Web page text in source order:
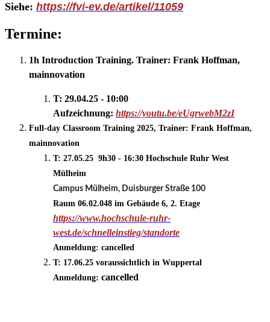
Siehe: https://fvi-ev.de/artikel/11059
Termine:
1h Introduction Training. Trainer: Frank Hoffman,
mainnovation
T: 29.04.25 - 10:00
Aufzeichnung: https://youtu.be/eUgrwebM2zI
Full-day Classroom Training 2025, Trainer: Frank Hoffman,
mainnovation
T: 27.05.25 9h30 - 16:30 Hochschule Ruhr West
Mülheim
Campus Mülheim, Duisburger Straße 100
Raum 06.02.048 im Gebäude 6, 2. Etage
https://www.hochschule-ruhr-
west.de/schnelleinstieg/standorte
Anmeldung: cancelled
T: 17.06.25 voraussichtlich in Wuppertal
Anmeldung: cancelled